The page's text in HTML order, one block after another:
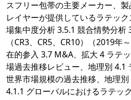
スフリー包帯の主要メーカー、
レイヤーが提供しているラテッ
場集中度分析 3.5.1 競合情勢分析
（CR3、CR5、CR10）（2019
在的参入 3.7 M&A、拡大 4 ラテ
場過去推移レビュー、地理別 4.1
世界市場規模の過去推移、地理別
4.1.1 グローバルにおけるラテッ